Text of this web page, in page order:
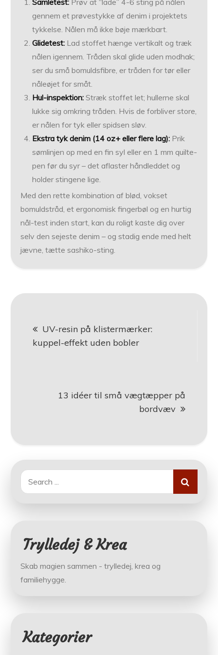
Samle­test: Prøv at “lade” 4-6 sting på nålen
gennem et prøve­stykke af denim i projektets
tykkelse. Nålen må ikke bøje mærkbart.
Glide­test: Lad stoffet hænge vertikalt og træk
nålen igennem. Tråden skal glide uden modhak;
ser du små bomulds­fibre, er tråden for tør eller
nåle­øjet for småt.
Hul-inspektion: Stræk stoffet let; hullerne skal
lukke sig omkring tråden. Hvis de forbliver store,
er nålen for tyk eller spidsen sløv.
Ekstra tyk denim (14 oz+ eller flere lag): Prik
søm­linjen op med en fin syl eller en 1 mm quilte-
pen før du syr – det aflaster håndleddet og
holder stingene lige.
Med den rette kombination af blød, vokset
bomuldstråd, et ergonomisk fingerbøl og en hurtig
nål-test inden start, kan du roligt kaste dig over
selv den sejeste denim – og stadig ende med helt
jævne, tætte sashiko-sting.
UV-resin på klistermærker:
kuppel-effekt uden bobler
13 idéer til små vægtæpper på
bordvæv
Search
for:
Trylledej & Krea
Skab magien sammen - trylledej, krea og
familiehygge.
Kategorier